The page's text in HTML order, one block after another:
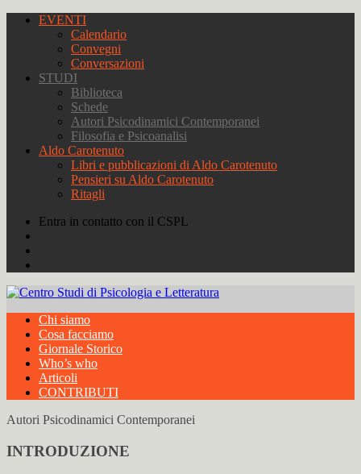
EVENTI
Calendario
Convegni
Conversazioni
STUDI
Biblioteca
Schede
Autori Psicodinamici Contemporanei
Filosofia e Psicoanalisi
Aldo Carotenuto
Libri e pubblicazioni di Aldo Carotenuto
Pensieri su Aldo Carotenuto
Ritagli
Entra in contatto con il CSPL
Chi siamo
Cosa facciamo
Giornale Storico
Who’s who
Articoli
CONTRIBUTI
Autori Psicodinamici Contemporanei
INTRODUZIONE